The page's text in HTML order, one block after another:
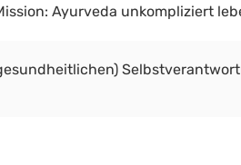
Ayurveda unkompliziert